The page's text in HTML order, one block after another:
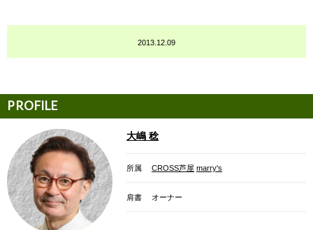
2013.12.09
大嶋 稔
所属 CROSS芦屋 marry's
肩書 オーナー